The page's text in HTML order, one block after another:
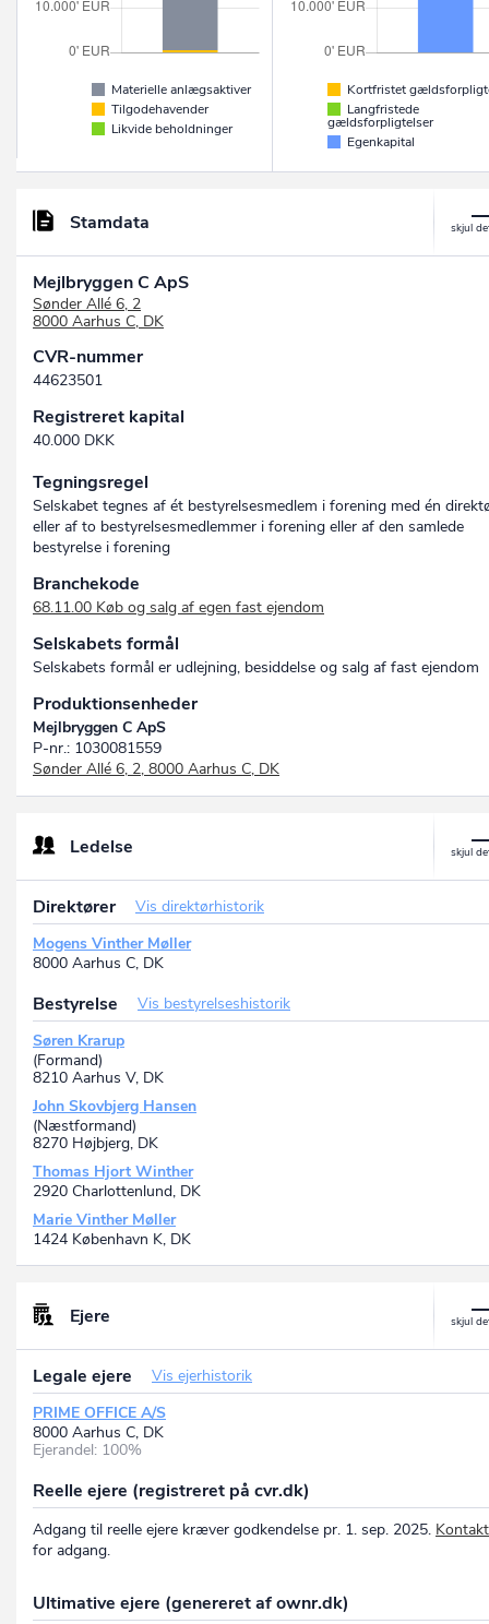
Materielle anlægsaktiver
Tilgodehavender
Likvide beholdninger
Kortfristet
Langfristede
gældsforpligtelser
Egenkapital
Stamdata
Mejlbryggen C ApS
Sønder Allé 6, 2
8000 Aarhus C, DK
CVR-nummer
44623501
Registreret kapital
40.000 DKK
Tegningsregel
Selskabet tegnes af ét bestyrelsesmedlem i forening med én
eller af to bestyrelsesmedlemmer i forening eller af den samlede
bestyrelse i forening
Branchekode
68.11.00 Køb og salg af egen fast ejendom
Selskabets formål
Selskabets formål er udlejning, besiddelse og salg af fast ejendom
Produktionsenheder
Mejlbryggen C ApS
P-nr.: 1030081559
Sønder Allé 6, 2, 8000 Aarhus C, DK
Ledelse
Direktører
Vis direktørhistorik
Mogens Vinther Møller
8000 Aarhus C, DK
Bestyrelse
Vis bestyrelseshistorik
Søren Krarup
(Formand)
8210 Aarhus V, DK
John Skovbjerg Hansen
(Næstformand)
8270 Højbjerg, DK
Thomas Hjort Winther
2920 Charlottenlund, DK
Marie Vinther Møller
1424 København K, DK
Ejere
Legale ejere
Vis ejerhistorik
PRIME OFFICE A/S
8000 Aarhus C, DK
Ejerandel: 100%
Reelle ejere (registreret på cvr.dk)
Adgang til reelle ejere kræver godkendelse pr. 1. sep. 2025.
for adgang.
Ultimative ejere (genereret af ownr.dk)